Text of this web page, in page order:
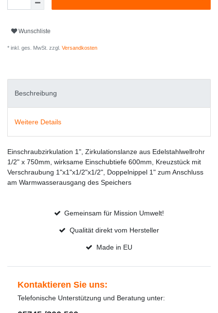
Wunschliste
* inkl. ges. MwSt. zzgl. Versandkosten
Beschreibung
Weitere Details
Einschraubzirkulation 1", Zirkulationslanze aus Edelstahlwellrohr
1/2" x 750mm, wirksame Einschubtiefe 600mm, Kreuzstück mit
Verschraubung 1"x1"x1/2"x1/2", Doppelnippel 1" zum Anschluss
am Warmwasserausgang des Speichers
Gemeinsam für Mission Umwelt!
Qualität direkt vom Hersteller
Made in EU
Kontaktieren Sie uns:
Telefonische Unterstützung und Beratung unter: